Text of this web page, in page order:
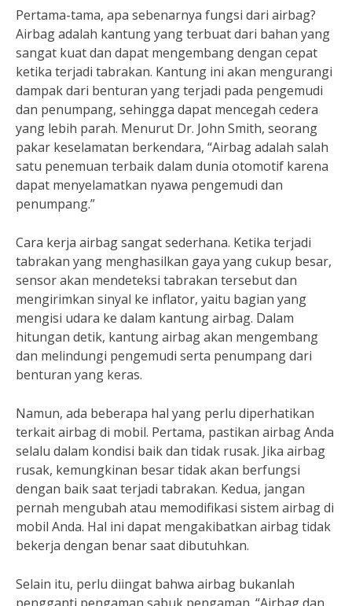
Pertama-tama, apa sebenarnya fungsi dari airbag?
Airbag adalah kantung yang terbuat dari bahan yang
sangat kuat dan dapat mengembang dengan cepat
ketika terjadi tabrakan. Kantung ini akan mengurangi
dampak dari benturan yang terjadi pada pengemudi
dan penumpang, sehingga dapat mencegah cedera
yang lebih parah. Menurut Dr. John Smith, seorang
pakar keselamatan berkendara, “Airbag adalah salah
satu penemuan terbaik dalam dunia otomotif karena
dapat menyelamatkan nyawa pengemudi dan
penumpang.”
Cara kerja airbag sangat sederhana. Ketika terjadi
tabrakan yang menghasilkan gaya yang cukup besar,
sensor akan mendeteksi tabrakan tersebut dan
mengirimkan sinyal ke inflator, yaitu bagian yang
mengisi udara ke dalam kantung airbag. Dalam
hitungan detik, kantung airbag akan mengembang
dan melindungi pengemudi serta penumpang dari
benturan yang keras.
Namun, ada beberapa hal yang perlu diperhatikan
terkait airbag di mobil. Pertama, pastikan airbag Anda
selalu dalam kondisi baik dan tidak rusak. Jika airbag
rusak, kemungkinan besar tidak akan berfungsi
dengan baik saat terjadi tabrakan. Kedua, jangan
pernah mengubah atau memodifikasi sistem airbag di
mobil Anda. Hal ini dapat mengakibatkan airbag tidak
bekerja dengan benar saat dibutuhkan.
Selain itu, perlu diingat bahwa airbag bukanlah